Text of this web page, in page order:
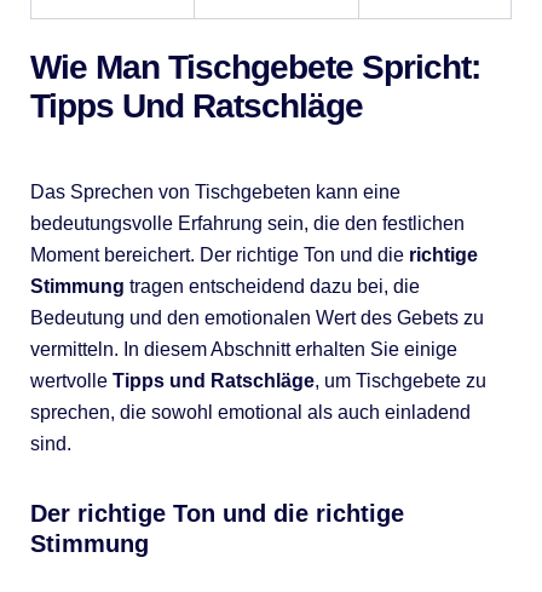
Wie Man Tischgebete Spricht:
Tipps Und Ratschläge
Das Sprechen von Tischgebeten kann eine
bedeutungsvolle Erfahrung sein, die den festlichen
Moment bereichert. Der richtige Ton und die richtige
Stimmung tragen entscheidend dazu bei, die
Bedeutung und den emotionalen Wert des Gebets zu
vermitteln. In diesem Abschnitt erhalten Sie einige
wertvolle Tipps und Ratschläge, um Tischgebete zu
sprechen, die sowohl emotional als auch einladend
sind.
Der richtige Ton und die richtige
Stimmung